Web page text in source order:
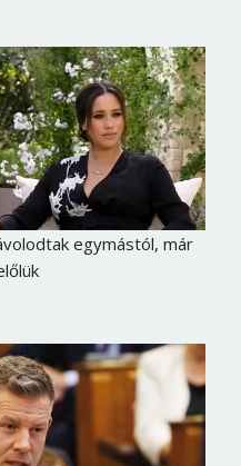
egymástól, már